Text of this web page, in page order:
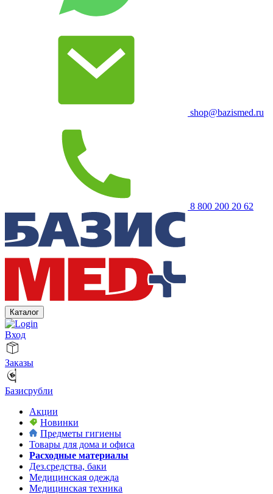
shop@bazismed.ru
8 800 200 20 62
Каталог
Вход
Заказы
Базисрубли
Акции
Новинки
Предметы гигиены
Товары для дома и офиса
Расходные материалы
Дез.средства, баки
Медицинская одежда
Медицинская техника